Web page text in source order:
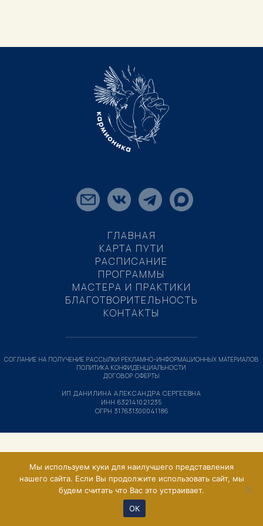
ГЛАВНАЯ
КАРТА ПУТИ
РАСПИСАНИЕ
ПРОГРАММЫ
МАСТЕРА И ПРАКТИКИ
БЛАГОТВОРИТЕЛЬНОСТЬ
КОНТАКТЫ
ИП ДАНИЛИНА АЛЕКСАНДРА СЕРГЕЕВНА
ИНН 632141021235
ОГРН 317631300041186
СОГЛАНИЕ НА ПОЛУЧЕНИЕ РАССЫЛКИ РЕКЛАМНО-ИНФОРМАЦИОННЫХ МАТЕРИАЛОВ
ПОЛИТИКА КОНФИДЕНЦИАЛЬНОСТИ
ДОГОВОР ОФЕРТЫ
Мы используем куки для наилучшего представления
нашего сайта. Если Вы продолжите использовать сайт, мы
будем считать что Вас это устраивает.
ОК